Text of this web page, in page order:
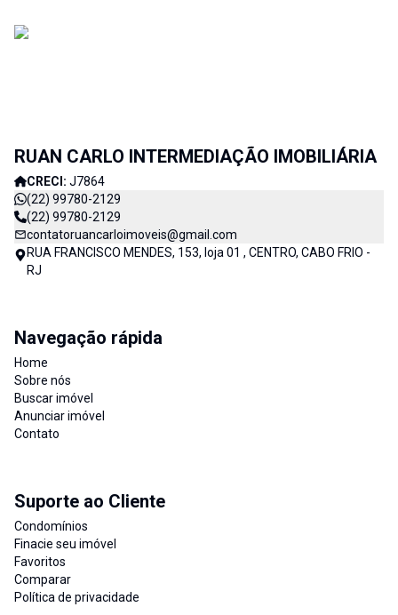
RUAN CARLO INTERMEDIAÇÃO IMOBILIÁRIA
CRECI: J7864
(22) 99780-2129
(22) 99780-2129
contatoruancarloimoveis@gmail.com
RUA FRANCISCO MENDES, 153, loja 01 , CENTRO, CABO FRIO -
RJ
Navegação rápida
Home
Sobre nós
Buscar imóvel
Anunciar imóvel
Contato
Suporte ao Cliente
Condomínios
Finacie seu imóvel
Favoritos
Comparar
Política de privacidade